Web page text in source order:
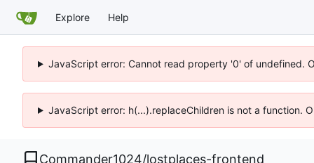
Explore Help
JavaScript error: Cannot read property '0' of undefined.
JavaScript error: h(...).replaceChildren is not a function.
Commander1024/lostplaces-frontend